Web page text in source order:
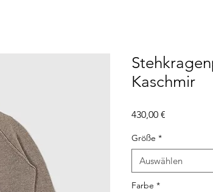
Kaschmir
430,00 €
Größe *
Auswählen
Farbe *